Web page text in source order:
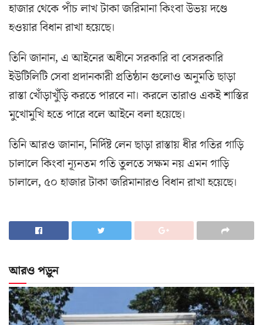
হাজার থেকে পাঁচ লাখ টাকা জরিমানা কিংবা উভয় দণ্ডে
হওয়ার বিধান রাখা হয়েছে।
তিনি জানান, এ আইনের অধীনে সরকারি বা বেসরকারি
ইউটিলিটি সেবা প্রদানকারী প্রতিষ্ঠান গুলোও অনুমতি ছাড়া
রাস্তা খোঁড়াখুঁড়ি করতে পারবে না। করলে তারাও একই শাস্তির
মুখোমুখি হতে পারে বলে আইনে বলা হয়েছে।
তিনি আরও জানান, নির্দিষ্ট লেন ছাড়া রাস্তায় ধীর গতির গাড়ি
চালালে কিংবা ন্যূনতম গতি তুলতে সক্ষম নয় এমন গাড়ি
চালালে, ৫০ হাজার টাকা জরিমানারও বিধান রাখা হয়েছে।
আরও পড়ুন